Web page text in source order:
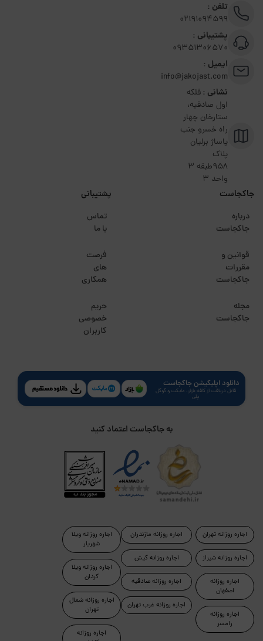
تلفن :
02191094599
پشتیبانی :
09351306570
ایمیل :
info@jakojast.com
نشانی :فلکه
اول صادقیه،
ستارخان چهار
راه خسرو جنب
پاساژ برلیان
پلاک
۹۵۸طبقه 3
واحد 3
جاکجاست
درباره
جاکجاست
قوانین و
مقررات
جاکجاست
مجله
جاکجاست
پشتیبانی
تماس
با ما
فرصت
های
همکاری
حریم
خصوصی
کاربران
دانلود اپلیکیشن جاکجاست
قابل دریافت از کافه بازار، مایکت و گوگل
پلی
به جاکجاست اعتماد کنید
اجاره روزانه تهران
اجاره روزانه شیراز
اجاره روزانه
اصفهان
اجاره روزانه
رامسر
اجاره روزانه مازندران
اجاره روزانه کیش
اجاره روزانه صادقیه
اجاره روزانه غرب تهران
اجاره روزانه ویلا
شهریار
اجاره روزانه ویلا
کردان
اجاره روزانه شمال
تهران
اجاره روزانه